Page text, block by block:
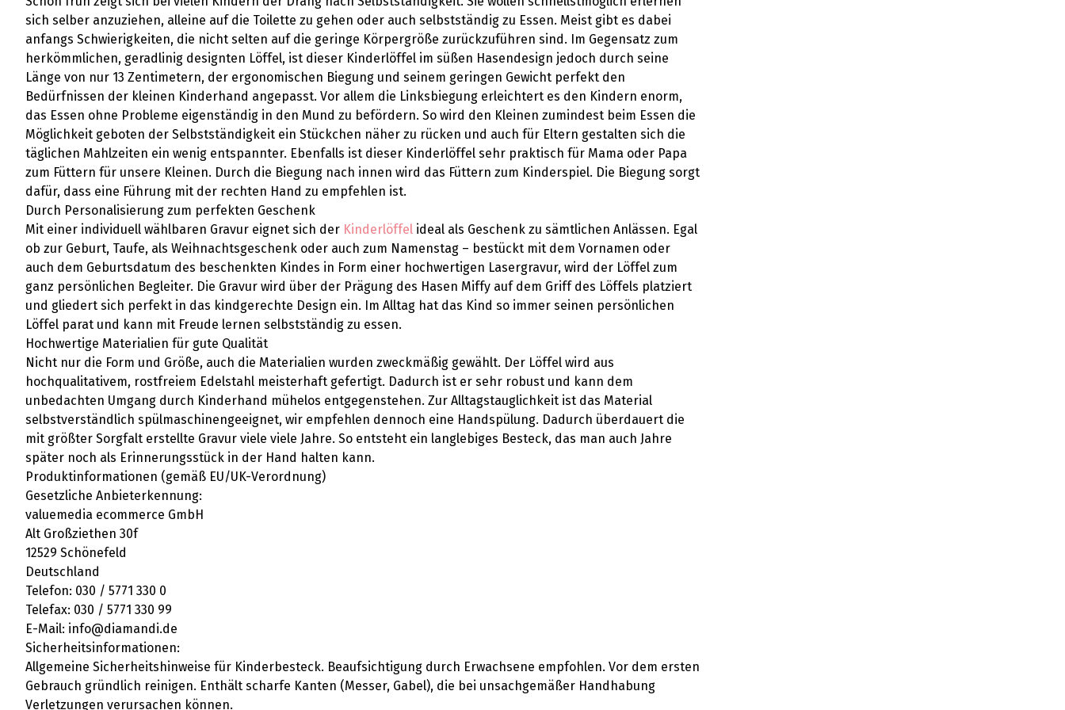
sich selber anzuziehen, alleine auf die Toilette zu gehen oder auch selbstständig zu Essen. Meist gibt es dabei
anfangs Schwierigkeiten, die nicht selten auf die geringe Körpergröße zurückzuführen sind. Im Gegensatz zum
herkömmlichen, geradlinig designten Löffel, ist dieser Kinderlöffel im süßen Hasendesign jedoch durch seine
Länge von nur 13 Zentimetern, der ergonomischen Biegung und seinem geringen Gewicht perfekt den
Bedürfnissen der kleinen Kinderhand angepasst. Vor allem die Linksbiegung erleichtert es den Kindern enorm,
das Essen ohne Probleme eigenständig in den Mund zu befördern. So wird den Kleinen zumindest beim Essen die
Möglichkeit geboten der Selbstständigkeit ein Stückchen näher zu rücken und auch für Eltern gestalten sich die
täglichen Mahlzeiten ein wenig entspannter. Ebenfalls ist dieser Kinderlöffel sehr praktisch für Mama oder Papa
zum Füttern für unsere Kleinen. Durch die Biegung nach innen wird das Füttern zum Kinderspiel. Die Biegung sorgt
dafür, dass eine Führung mit der rechten Hand zu empfehlen ist.
Durch Personalisierung zum perfekten Geschenk
Mit einer individuell wählbaren Gravur eignet sich der Kinderlöffel ideal als Geschenk zu sämtlichen Anlässen. Egal
ob zur Geburt, Taufe, als Weihnachtsgeschenk oder auch zum Namenstag – bestückt mit dem Vornamen oder
auch dem Geburtsdatum des beschenkten Kindes in Form einer hochwertigen Lasergravur, wird der Löffel zum
ganz persönlichen Begleiter. Die Gravur wird über der Prägung des Hasen Miffy auf dem Griff des Löffels platziert
und gliedert sich perfekt in das kindgerechte Design ein. Im Alltag hat das Kind so immer seinen persönlichen
Löffel parat und kann mit Freude lernen selbstständig zu essen.
Hochwertige Materialien für gute Qualität
Nicht nur die Form und Größe, auch die Materialien wurden zweckmäßig gewählt. Der Löffel wird aus
hochqualitativem, rostfreiem Edelstahl meisterhaft gefertigt. Dadurch ist er sehr robust und kann dem
unbedachten Umgang durch Kinderhand mühelos entgegenstehen. Zur Alltagstauglichkeit ist das Material
selbstverständlich spülmaschinengeeignet, wir empfehlen dennoch eine Handspülung. Dadurch überdauert die
mit größter Sorgfalt erstellte Gravur viele viele Jahre. So entsteht ein langlebiges Besteck, das man auch Jahre
später noch als Erinnerungsstück in der Hand halten kann.
Produktinformationen (gemäß EU/UK-Verordnung)
Gesetzliche Anbieterkennung:
valuemedia ecommerce GmbH
Alt Großziethen 30f
12529 Schönefeld
Deutschland
Telefon: 030 / 5771 330 0
Telefax: 030 / 5771 330 99
E-Mail: info@diamandi.de
Sicherheitsinformationen:
Allgemeine Sicherheitshinweise für Kinderbesteck. Beaufsichtigung durch Erwachsene empfohlen. Vor dem ersten
Gebrauch gründlich reinigen. Enthält scharfe Kanten (Messer, Gabel), die bei unsachgemäßer Handhabung
Verletzungen verursachen können.